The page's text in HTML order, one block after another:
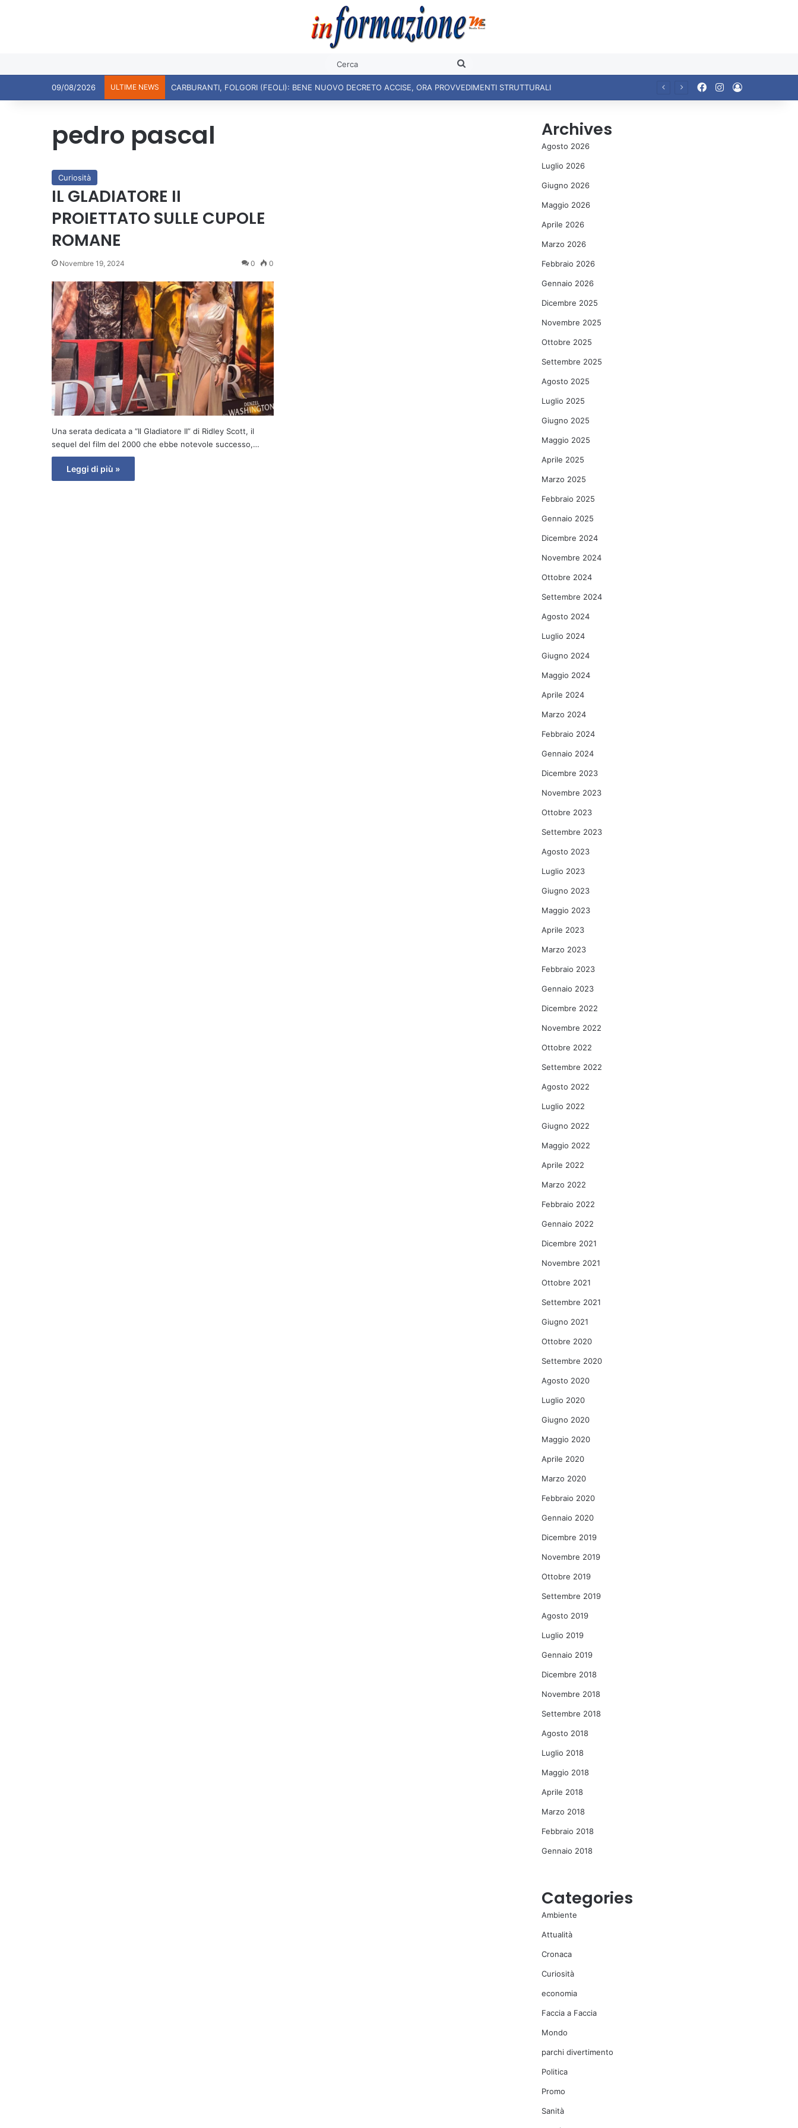
09/08/2026 ULTIME NEWS CARBURANTI, FOLGORI (FEOLI): BENE NUOVO DECRETO ACCISE, ORA PROVVEDIMENTI STRUTTURALI FacebookInstagram
pedro pascal
Curiosità
IL GLADIATORE II
PROIETTATO SULLE CUPOLE
ROMANE
Novembre 19, 2024 0 0
Una serata dedicata a “Il Gladiatore II” di Ridley Scott, il
sequel del film del 2000 che ebbe notevole successo,…
Leggi di più »
Archives
Agosto 2026
Luglio 2026
Giugno 2026
Maggio 2026
Aprile 2026
Marzo 2026
Febbraio 2026
Gennaio 2026
Dicembre 2025
Novembre 2025
Ottobre 2025
Settembre 2025
Agosto 2025
Luglio 2025
Giugno 2025
Maggio 2025
Aprile 2025
Marzo 2025
Febbraio 2025
Gennaio 2025
Dicembre 2024
Novembre 2024
Ottobre 2024
Settembre 2024
Agosto 2024
Luglio 2024
Giugno 2024
Maggio 2024
Aprile 2024
Marzo 2024
Febbraio 2024
Gennaio 2024
Dicembre 2023
Novembre 2023
Ottobre 2023
Settembre 2023
Agosto 2023
Luglio 2023
Giugno 2023
Maggio 2023
Aprile 2023
Marzo 2023
Febbraio 2023
Gennaio 2023
Dicembre 2022
Novembre 2022
Ottobre 2022
Settembre 2022
Agosto 2022
Luglio 2022
Giugno 2022
Maggio 2022
Aprile 2022
Marzo 2022
Febbraio 2022
Gennaio 2022
Dicembre 2021
Novembre 2021
Ottobre 2021
Settembre 2021
Giugno 2021
Ottobre 2020
Settembre 2020
Agosto 2020
Luglio 2020
Giugno 2020
Maggio 2020
Aprile 2020
Marzo 2020
Febbraio 2020
Gennaio 2020
Dicembre 2019
Novembre 2019
Ottobre 2019
Settembre 2019
Agosto 2019
Luglio 2019
Gennaio 2019
Dicembre 2018
Novembre 2018
Settembre 2018
Agosto 2018
Luglio 2018
Maggio 2018
Aprile 2018
Marzo 2018
Febbraio 2018
Gennaio 2018
Categories
Ambiente
Attualità
Cronaca
Curiosità
economia
Faccia a Faccia
Mondo
parchi divertimento
Politica
Promo
Sanità